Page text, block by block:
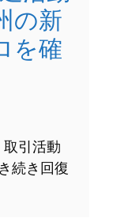
の新
を確
引活動
続き回復